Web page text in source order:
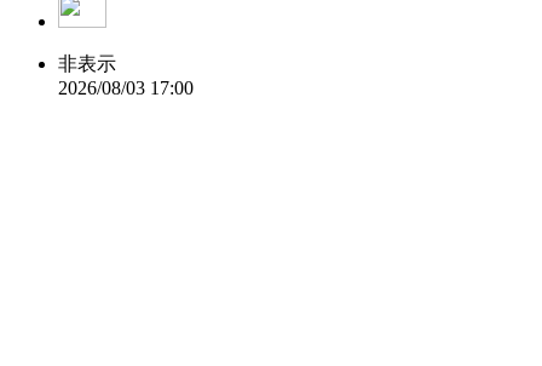
非表示
2026/08/03 17:00